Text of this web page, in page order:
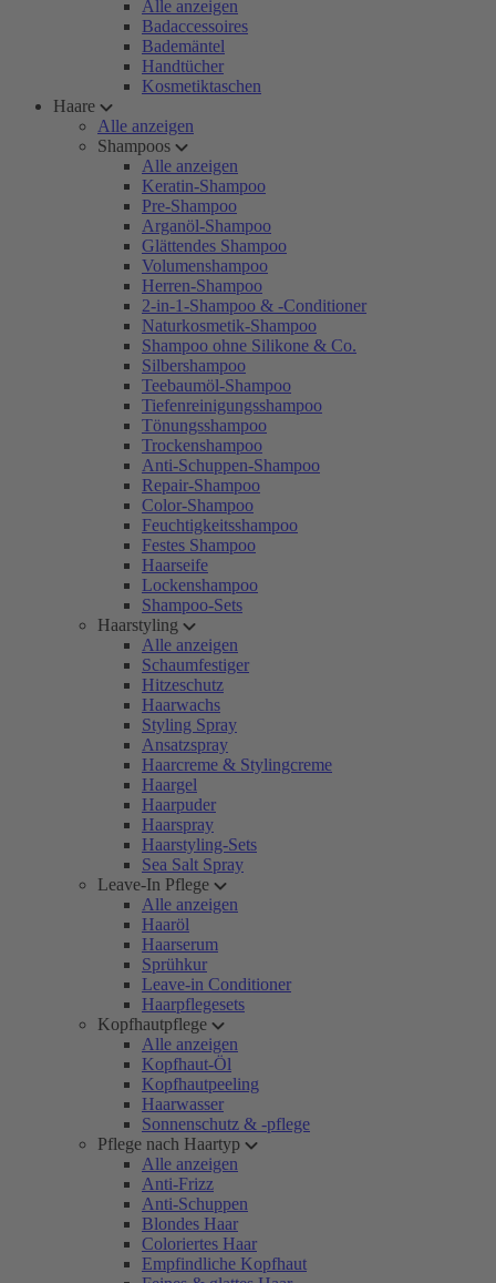
Alle anzeigen
Badaccessoires
Bademäntel
Handtücher
Kosmetiktaschen
Haare
Alle anzeigen
Shampoos
Alle anzeigen
Keratin-Shampoo
Pre-Shampoo
Arganöl-Shampoo
Glättendes Shampoo
Volumenshampoo
Herren-Shampoo
2-in-1-Shampoo & -Conditioner
Naturkosmetik-Shampoo
Shampoo ohne Silikone & Co.
Silbershampoo
Teebaumöl-Shampoo
Tiefenreinigungsshampoo
Tönungsshampoo
Trockenshampoo
Anti-Schuppen-Shampoo
Repair-Shampoo
Color-Shampoo
Feuchtigkeitsshampoo
Festes Shampoo
Haarseife
Lockenshampoo
Shampoo-Sets
Haarstyling
Alle anzeigen
Schaumfestiger
Hitzeschutz
Haarwachs
Styling Spray
Ansatzspray
Haarcreme & Stylingcreme
Haargel
Haarpuder
Haarspray
Haarstyling-Sets
Sea Salt Spray
Leave-In Pflege
Alle anzeigen
Haaröl
Haarserum
Sprühkur
Leave-in Conditioner
Haarpflegesets
Kopfhautpflege
Alle anzeigen
Kopfhaut-Öl
Kopfhautpeeling
Haarwasser
Sonnenschutz & -pflege
Pflege nach Haartyp
Alle anzeigen
Anti-Frizz
Anti-Schuppen
Blondes Haar
Coloriertes Haar
Empfindliche Kopfhaut